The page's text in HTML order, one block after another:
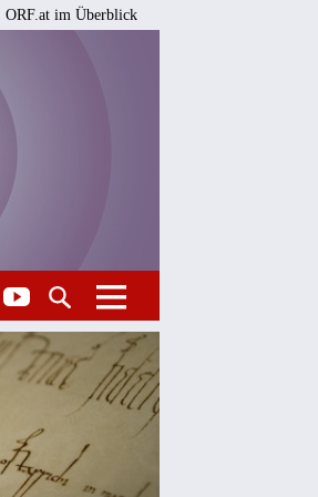
ORF.at im Überblick